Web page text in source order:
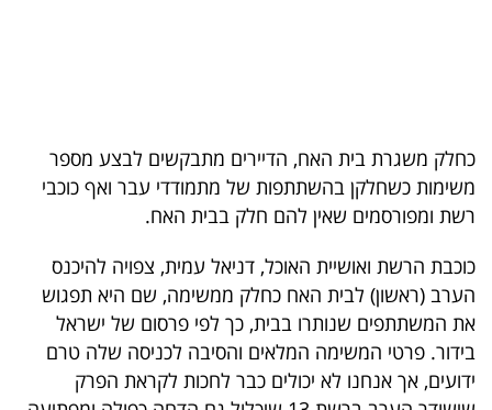
5
המילון
הכלכלי
פודקאסט
40
UNDER
כחלק משגרת בית האח, הדיירים מתבקשים לבצע מספר
משימות כשחלקן בהשתתפות של מתמודדי עבר ואף כוכבי
רשת ומפורסמים שאין להם חלק בבית האח.
כוכבת הרשת ואושיית האוכל, דניאל עמית, צפויה להיכנס
הערב (ראשון) לבית האח כחלק ממשימה, שם היא תפגוש
את המשתתפים שנותרו בבית, כך לפי פרסום של ישראל
בידור. פרטי המשימה המלאים והסיבה לכניסה שלה טרם
ידועים, אך אנחנו לא יכולים כבר לחכות לקראת הפרק